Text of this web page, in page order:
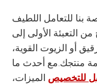
بنا للتعامل اللطيف
التعبئة الأولى إلى
أو الزيوت القوية،
منتجك.مع أحدث ما
للتخصيص الميزات،